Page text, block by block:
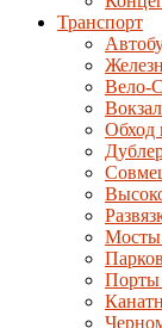
Транспорт
Обход
Мосты